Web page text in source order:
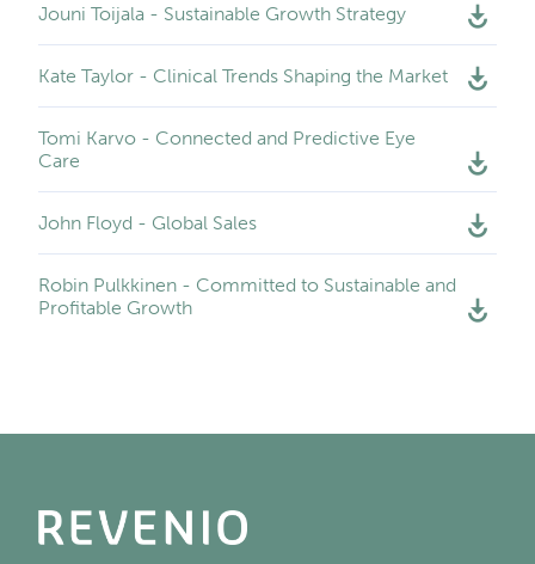
Jouni Toijala - Sustainable Growth Strategy
Kate Taylor - Clinical Trends Shaping the Market
Tomi Karvo - Connected and Predictive Eye
Care
John Floyd - Global Sales
Robin Pulkkinen - Committed to Sustainable and
Profitable Growth